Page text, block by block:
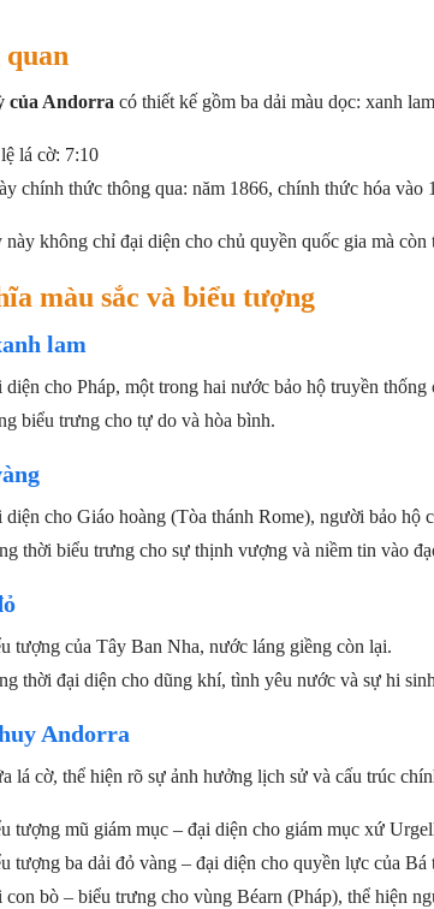
của Andorra có thiết kế gồm ba dải màu dọc: xanh
lá cờ: 7:10
chính thức thông qua: năm 1866, chính thức hóa
không chỉ đại diện cho chủ quyền quốc gia mà
màu sắc và biểu tượng
lam
cho Pháp, một trong hai nước bảo hộ truyền thống
biểu trưng cho tự do và hòa bình.
cho Giáo hoàng (Tòa thánh Rome), người bảo hộ
thời biểu trưng cho sự thịnh vượng và niềm tin vào
tượng của Tây Ban Nha, nước láng giềng còn lại.
thời đại diện cho dũng khí, tình yêu nước và sự hi
Andorra
lá cờ, thể hiện rõ sự ảnh hưởng lịch sử và cấu trúc
tượng mũ giám mục – đại diện cho giám mục xứ
tượng ba dải đỏ vàng – đại diện cho quyền lực của
con bò – biểu trưng cho vùng Béarn (Pháp), thể hiện